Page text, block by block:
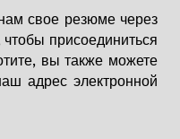
свое резюме через
присоединиться
вы также можете
адрес электронной